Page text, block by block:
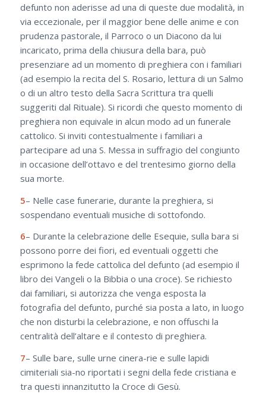
defunto non aderisse ad una di queste due modalità, in
via eccezionale, per il maggior bene delle anime e con
prudenza pastorale, il Parroco o un Diacono da lui
incaricato, prima della chiusura della bara, può
presenziare ad un momento di preghiera con i familiari
(ad esempio la recita del S. Rosario, lettura di un Salmo
o di un altro testo della Sacra Scrittura tra quelli
suggeriti dal Rituale). Si ricordi che questo momento di
preghiera non equivale in alcun modo ad un funerale
cattolico. Si inviti contestualmente i familiari a
partecipare ad una S. Messa in suffragio del congiunto
in occasione dell’ottavo e del trentesimo giorno della
sua morte.
5– Nelle case funerarie, durante la preghiera, si
sospendano eventuali musiche di sottofondo.
6– Durante la celebrazione delle Esequie, sulla bara si
possono porre dei fiori, ed eventuali oggetti che
esprimono la fede cattolica del defunto (ad esempio il
libro dei Vangeli o la Bibbia o una croce). Se richiesto
dai familiari, si autorizza che venga esposta la
fotografia del defunto, purché sia posta a lato, in luogo
che non disturbi la celebrazione, e non offuschi la
centralità dell’altare e il contesto di preghiera.
7– Sulle bare, sulle urne cinera-rie e sulle lapidi
cimiteriali sia-no riportati i segni della fede cristiana e
tra questi innanzitutto la Croce di Gesù.